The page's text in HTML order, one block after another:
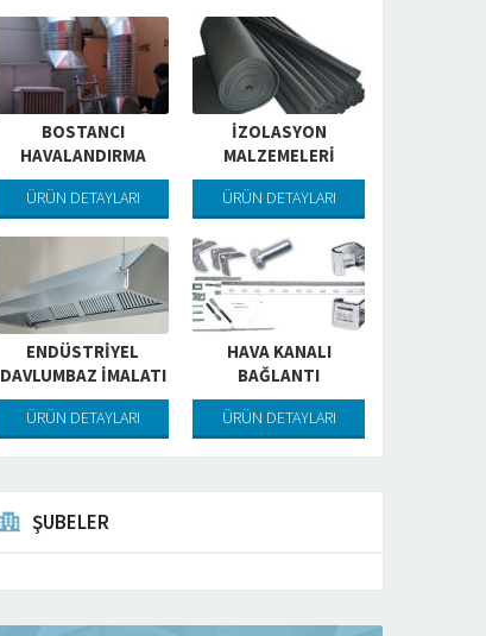
Volüm Damperi Panjur
BOSTANCI
HAVALANDIRMA
ÜRÜN DETAYLARI
İZOLASYON
MALZEMELERİ
ÜRÜN DETAYLARI
ENDÜSTRIYEL
DAVLUMBAZ İMALATI
ÜRÜN DETAYLARI
HAVA KANALI
BAĞLANTI
EKIPMANLARI
ÜRÜN DETAYLARI
ŞUBELER